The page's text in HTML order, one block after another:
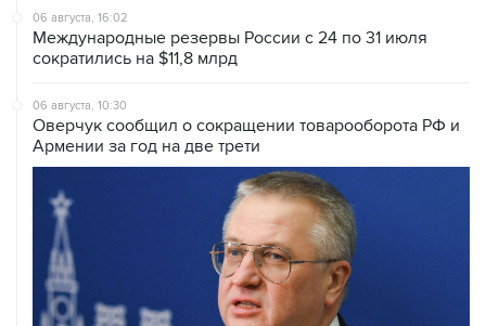
06 августа, 16:02
Международные резервы России с 24 по 31 июля
сократились на $11,8 млрд
06 августа, 10:30
Оверчук сообщил о сокращении товарооборота РФ и
Армении за год на две трети